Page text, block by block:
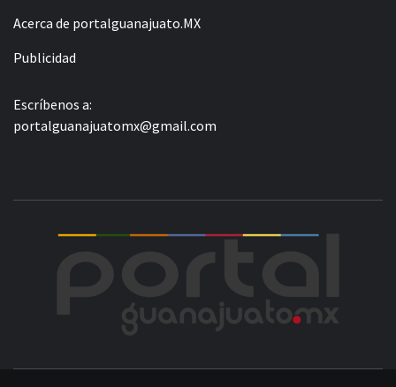
Acerca de portalguanajuato.MX
Publicidad
Escríbenos a:
portalguanajuatomx@gmail.com